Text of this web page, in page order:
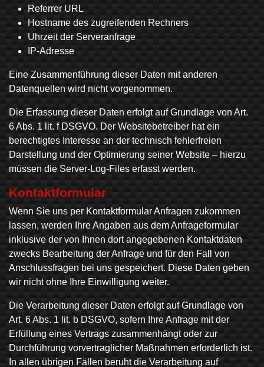
Referrer URL
Hostname des zugreifenden Rechners
Uhrzeit der Serveranfrage
IP-Adresse
Eine Zusammenführung dieser Daten mit anderen
Datenquellen wird nicht vorgenommen.
Die Erfassung dieser Daten erfolgt auf Grundlage von Art.
6 Abs. 1 lit. f DSGVO. Der Websitebetreiber hat ein
berechtigtes Interesse an der technisch fehlerfreien
Darstellung und der Optimierung seiner Website – hierzu
müssen die Server-Log-Files erfasst werden.
Kontaktformular
Wenn Sie uns per Kontaktformular Anfragen zukommen
lassen, werden Ihre Angaben aus dem Anfrageformular
inklusive der von Ihnen dort angegebenen Kontaktdaten
zwecks Bearbeitung der Anfrage und für den Fall von
Anschlussfragen bei uns gespeichert. Diese Daten geben
wir nicht ohne Ihre Einwilligung weiter.
Die Verarbeitung dieser Daten erfolgt auf Grundlage von
Art. 6 Abs. 1 lit. b DSGVO, sofern Ihre Anfrage mit der
Erfüllung eines Vertrags zusammenhängt oder zur
Durchführung vorvertraglicher Maßnahmen erforderlich ist.
In allen übrigen Fällen beruht die Verarbeitung auf